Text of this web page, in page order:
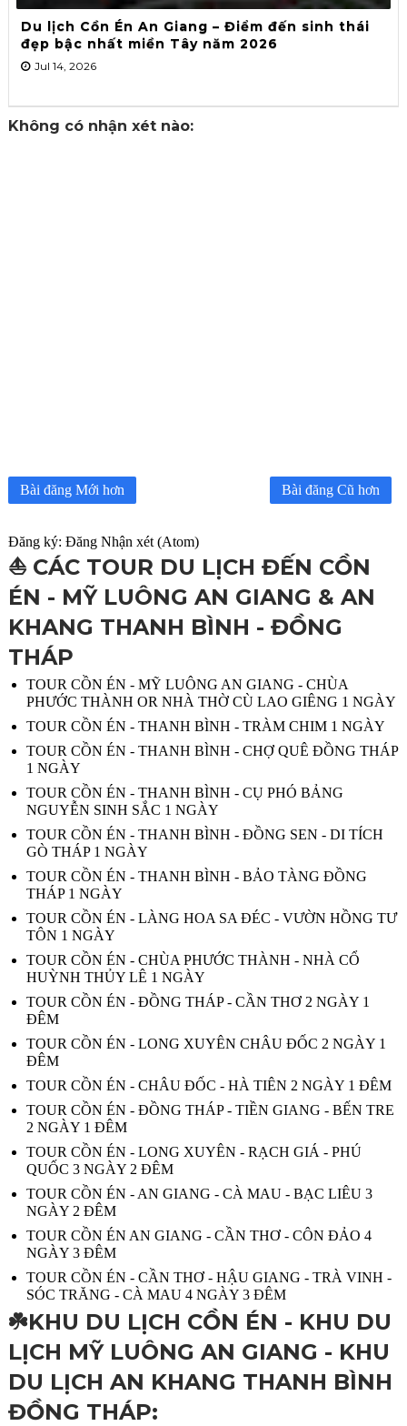
Du lịch Cồn Én An Giang – Điểm đến sinh thái
đẹp bậc nhất miền Tây năm 2026
Jul 14, 2026
Không có nhận xét nào:
Bài đăng Mới hơn Bài đăng Cũ hơn
Đăng ký: Đăng Nhận xét (Atom)
⛵️ CÁC TOUR DU LỊCH ĐẾN CỒN
ÉN - MỸ LUÔNG AN GIANG & AN
KHANG THANH BÌNH - ĐỒNG
THÁP
TOUR CỒN ÉN - MỸ LUÔNG AN GIANG - CHÙA
PHƯỚC THÀNH OR NHÀ THỜ CÙ LAO GIÊNG 1 NGÀY
TOUR CỒN ÉN - THANH BÌNH - TRÀM CHIM 1 NGÀY
TOUR CỒN ÉN - THANH BÌNH - CHỢ QUÊ ĐỒNG THÁP
1 NGÀY
TOUR CỒN ÉN - THANH BÌNH - CỤ PHÓ BẢNG
NGUYỄN SINH SẮC 1 NGÀY
TOUR CỒN ÉN - THANH BÌNH - ĐỒNG SEN - DI TÍCH
GÒ THÁP 1 NGÀY
TOUR CỒN ÉN - THANH BÌNH - BẢO TÀNG ĐỒNG
THÁP 1 NGÀY
TOUR CỒN ÉN - LÀNG HOA SA ĐÉC - VƯỜN HỒNG TƯ
TÔN 1 NGÀY
TOUR CỒN ÉN - CHÙA PHƯỚC THÀNH - NHÀ CỔ
HUỲNH THỦY LÊ 1 NGÀY
TOUR CỒN ÉN - ĐỒNG THÁP - CẦN THƠ 2 NGÀY 1
ĐÊM
TOUR CỒN ÉN - LONG XUYÊN CHÂU ĐỐC 2 NGÀY 1
ĐÊM
TOUR CỒN ÉN - CHÂU ĐỐC - HÀ TIÊN 2 NGÀY 1 ĐÊM
TOUR CỒN ÉN - ĐỒNG THÁP - TIỀN GIANG - BẾN TRE
2 NGÀY 1 ĐÊM
TOUR CỒN ÉN - LONG XUYÊN - RẠCH GIÁ - PHÚ
QUỐC 3 NGÀY 2 ĐÊM
TOUR CỒN ÉN - AN GIANG - CÀ MAU - BẠC LIÊU 3
NGÀY 2 ĐÊM
TOUR CỒN ÉN AN GIANG - CẦN THƠ - CÔN ĐẢO 4
NGÀY 3 ĐÊM
TOUR CỒN ÉN - CẦN THƠ - HẬU GIANG - TRÀ VINH -
SÓC TRĂNG - CÀ MAU 4 NGÀY 3 ĐÊM
☘️KHU DU LỊCH CỒN ÉN - KHU DU
LỊCH MỸ LUÔNG AN GIANG - KHU
DU LỊCH AN KHANG THANH BÌNH
ĐỒNG THÁP: